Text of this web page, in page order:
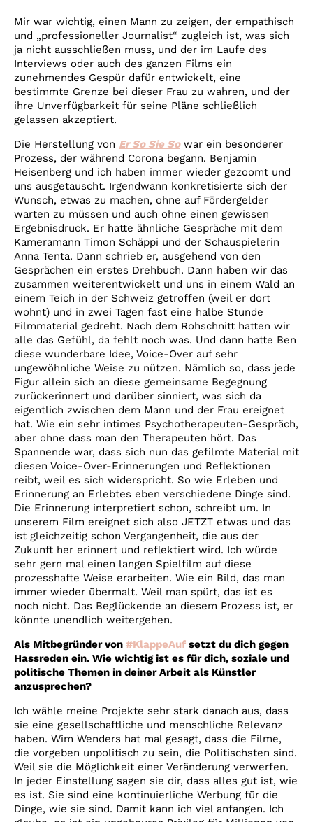
Mir war wichtig, einen Mann zu zeigen, der empathisch
und „professioneller Journalist“ zugleich ist, was sich
ja nicht ausschließen muss, und der im Laufe des
Interviews oder auch des ganzen Films ein
zunehmendes Gespür dafür entwickelt, eine
bestimmte Grenze bei dieser Frau zu wahren, und der
ihre Unverfügbarkeit für seine Pläne schließlich
gelassen akzeptiert.
Die Herstellung von Er So Sie So war ein besonderer
Prozess, der während Corona begann. Benjamin
Heisenberg und ich haben immer wieder gezoomt und
uns ausgetauscht. Irgendwann konkretisierte sich der
Wunsch, etwas zu machen, ohne auf Fördergelder
warten zu müssen und auch ohne einen gewissen
Ergebnisdruck. Er hatte ähnliche Gespräche mit dem
Kameramann Timon Schäppi und der Schauspielerin
Anna Tenta. Dann schrieb er, ausgehend von den
Gesprächen ein erstes Drehbuch. Dann haben wir das
zusammen weiterentwickelt und uns in einem Wald an
einem Teich in der Schweiz getroffen (weil er dort
wohnt) und in zwei Tagen fast eine halbe Stunde
Filmmaterial gedreht. Nach dem Rohschnitt hatten wir
alle das Gefühl, da fehlt noch was. Und dann hatte Ben
diese wunderbare Idee, Voice-Over auf sehr
ungewöhnliche Weise zu nützen. Nämlich so, dass jede
Figur allein sich an diese gemeinsame Begegnung
zurückerinnert und darüber sinniert, was sich da
eigentlich zwischen dem Mann und der Frau ereignet
hat. Wie ein sehr intimes Psychotherapeuten-Gespräch,
aber ohne dass man den Therapeuten hört. Das
Spannende war, dass sich nun das gefilmte Material mit
diesen Voice-Over-Erinnerungen und Reflektionen
reibt, weil es sich widerspricht. So wie Erleben und
Erinnerung an Erlebtes eben verschiedene Dinge sind.
Die Erinnerung interpretiert schon, schreibt um. In
unserem Film ereignet sich also JETZT etwas und das
ist gleichzeitig schon Vergangenheit, die aus der
Zukunft her erinnert und reflektiert wird. Ich würde
sehr gern mal einen langen Spielfilm auf diese
prozesshafte Weise erarbeiten. Wie ein Bild, das man
immer wieder übermalt. Weil man spürt, das ist es
noch nicht. Das Beglückende an diesem Prozess ist, er
könnte unendlich weitergehen.
Als Mitbegründer von #KlappeAuf setzt du dich gegen
Hassreden ein. Wie wichtig ist es für dich, soziale und
politische Themen in deiner Arbeit als Künstler
anzusprechen?
Ich wähle meine Projekte sehr stark danach aus, dass
sie eine gesellschaftliche und menschliche Relevanz
haben. Wim Wenders hat mal gesagt, dass die Filme,
die vorgeben unpolitisch zu sein, die Politischsten sind.
Weil sie die Möglichkeit einer Veränderung verwerfen.
In jeder Einstellung sagen sie dir, dass alles gut ist, wie
es ist. Sie sind eine kontinuierliche Werbung für die
Dinge, wie sie sind. Damit kann ich viel anfangen. Ich